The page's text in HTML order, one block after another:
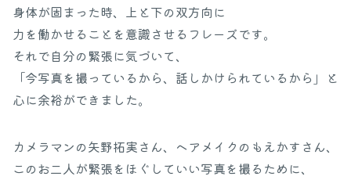
身体が固まった時、上と下の双方向に
力を働かせることを意識させるフレーズです。
それで自分の緊張に気づいて、
「今写真を撮っているから、話しかけられているから」と
心に余裕ができました。
カメラマンの矢野拓実さん、ヘアメイクのもえかすさん、
このお二人が緊張をほぐしていい写真を撮るために、